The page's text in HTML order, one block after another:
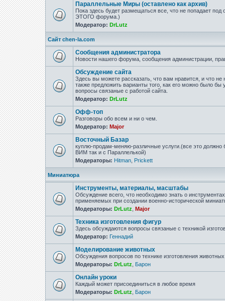
Параллельные Миры (оставлено как архив)
Пока здесь будет размещаться все, что не попадает
ЭТОГО форума.)
Модератор: DrLutz
Сайт chen-la.com
Сообщения администратора
Новости нашего форума, сообщения администрации,
Обсуждение сайта
Здесь вы можете рассказать, что вам нравится, и что не
также предложить варианты того, как его можно было бы
вопросы связаные с работой сайта.
Модератор: DrLutz
Офф-топ
Разговоры обо всем и ни о чем.
Модератор: Major
Восточный Базар
куплю-продам-меняю-различные услуги.(все это должно
ВИМ так и с Параллелькой)
Модераторы: Hitman Prickett
Миниатюра
Инструменты, материалы, масштабы
Обсуждение всего, что необходимо знать о
применяемых при создании военно-исторической
Модераторы: DrLutz Major
Техника изготовления фигур
Здесь обсуждаются вопросы связаные с техникой
Модератор: Геннадий
Моделирование животных
Обсуждения вопросов по технике изготовления
Модераторы: DrLutz Барон
Онлайн уроки
Каждый может присоединиться в любое время
Модераторы: DrLutz Барон